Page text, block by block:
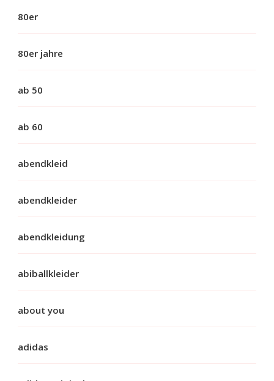
80er
80er jahre
ab 50
ab 60
abendkleid
abendkleider
abendkleidung
abiballkleider
about you
adidas